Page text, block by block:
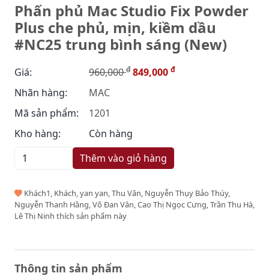
Phấn phủ Mac Studio Fix Powder
Plus che phủ, mịn, kiềm dầu
#NC25 trung bình sáng (New)
Giá: 960,000đ 849,000 đ
Nhãn hàng:
MAC
Mã sản phẩm:
1201
Kho hàng:
Còn hàng
Thêm vào giỏ hàng
Khách1, Khách, yan yan, Thu Vân, Nguyễn Thụy Bảo Thúy,
Nguyễn Thanh Hằng, Võ Đan Vân, Cao Thị Ngọc Cưng, Trần Thu Hà,
Lê Thị Ninh thích sản phẩm này
Thông tin sản phẩm